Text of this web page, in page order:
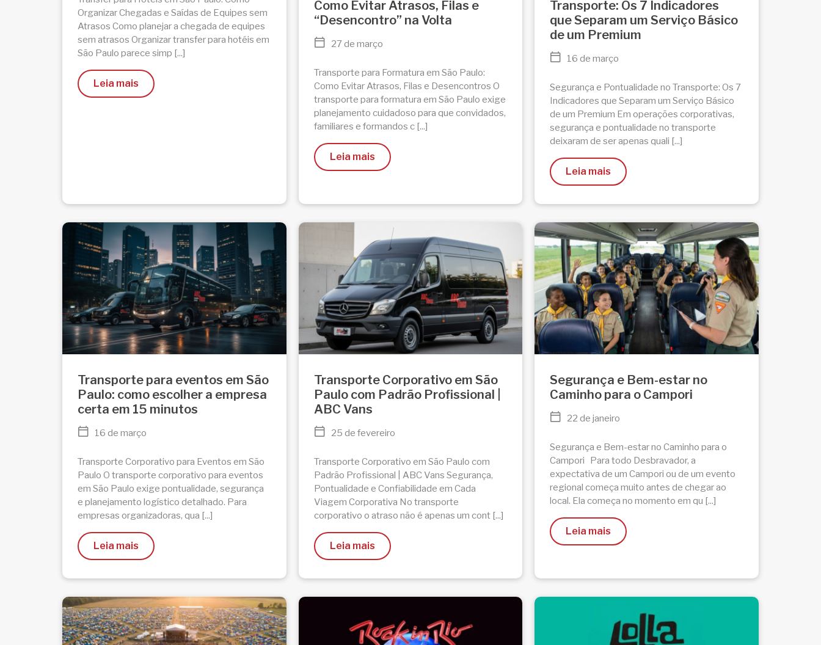
Organizar Chegadas e Saídas de Equipes sem
Atrasos Como planejar a chegada de equipes
sem atrasos Organizar transfer para hotéis em
São Paulo parece simp [...]
Leia mais
Como Evitar Atrasos, Filas e
“Desencontro” na Volta
27 de março
Transporte para Formatura em São Paulo:
Como Evitar Atrasos, Filas e Desencontros O
transporte para formatura em São Paulo exige
planejamento cuidadoso para que convidados,
familiares e formandos c [...]
Leia mais
Transporte: Os 7 Indicadores
que Separam um Serviço Básico
de um Premium
16 de março
Segurança e Pontualidade no Transporte: Os 7
Indicadores que Separam um Serviço Básico
de um Premium Em operações corporativas,
segurança e pontualidade no transporte
deixaram de ser apenas quali [...]
Leia mais
Transporte para eventos em São
Paulo: como escolher a empresa
certa em 15 minutos
16 de março
Transporte Corporativo para Eventos em São
Paulo O transporte corporativo para eventos
em São Paulo exige pontualidade, segurança
e planejamento logístico detalhado. Para
empresas organizadoras, qua [...]
Leia mais
Transporte Corporativo em São
Paulo com Padrão Profissional |
ABC Vans
25 de fevereiro
Transporte Corporativo em São Paulo com
Padrão Profissional | ABC Vans Segurança,
Pontualidade e Confiabilidade em Cada
Viagem Corporativa No transporte
corporativo o atraso não é apenas um cont [...]
Leia mais
Segurança e Bem-estar no
Caminho para o Campori
22 de janeiro
Segurança e Bem-estar no Caminho para o
Campori Para todo Desbravador, a
expectativa de um Campori ou de um evento
regional começa muito antes de chegar ao
local. Ela começa no momento em qu [...]
Leia mais